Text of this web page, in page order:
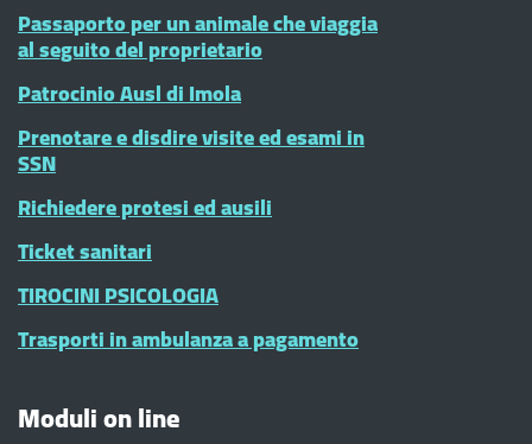
Passaporto per un animale che viaggia
al seguito del proprietario
Patrocinio Ausl di Imola
Prenotare e disdire visite ed esami in
SSN
Richiedere protesi ed ausili
Ticket sanitari
TIROCINI PSICOLOGIA
Trasporti in ambulanza a pagamento
Moduli on line